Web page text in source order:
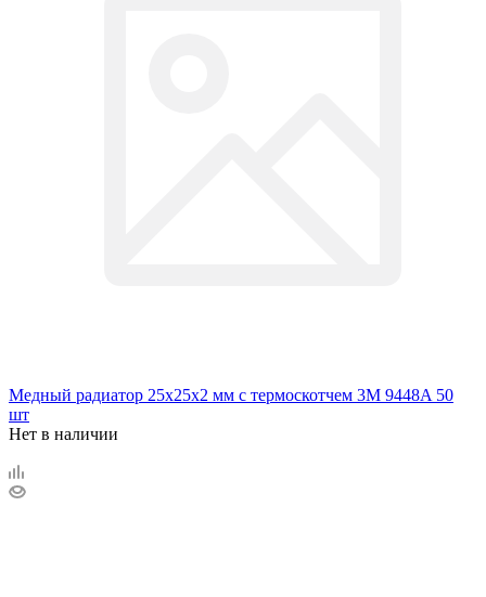
Медный радиатор 25х25х2 мм с термоскотчем 3M 9448A 50
шт
Нет в наличии